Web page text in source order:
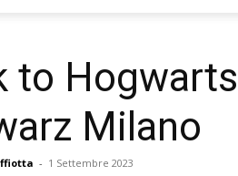
to
Milano
- 1 Settembre 2023